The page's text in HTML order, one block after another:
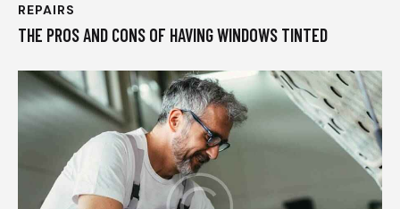
REPAIRS
THE PROS AND CONS OF HAVING WINDOWS TINTED